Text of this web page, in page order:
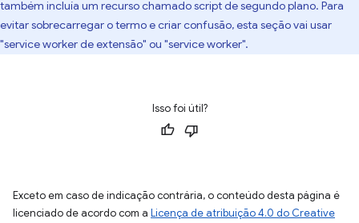
também incluía um recurso chamado script de segundo plano. Para
evitar sobrecarregar o termo e criar confusão, esta seção vai usar
"service worker de extensão" ou "service worker".
Isso foi útil?
Exceto em caso de indicação contrária, o conteúdo desta página é
licenciado de acordo com a Licença de atribuição 4.0 do Creative